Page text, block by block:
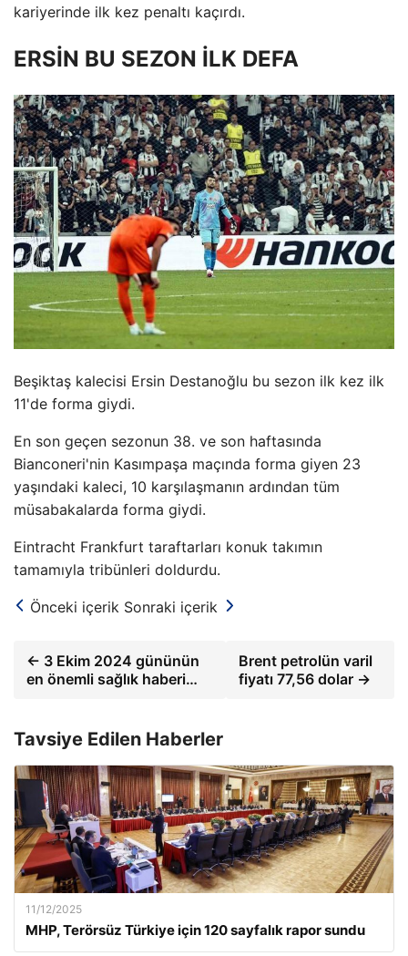
kariyerinde ilk kez penaltı kaçırdı.
ERSİN BU SEZON İLK DEFA
Beşiktaş kalecisi Ersin Destanoğlu bu sezon ilk kez ilk
11'de forma giydi.
En son geçen sezonun 38. ve son haftasında
Bianconeri'nin Kasımpaşa maçında forma giyen 23
yaşındaki kaleci, 10 karşılaşmanın ardından tüm
müsabakalarda forma giydi.
Eintracht Frankfurt taraftarları konuk takımın
tamamıyla tribünleri doldurdu.
Önceki içerik Sonraki içerik
← 3 Ekim 2024 gününün
en önemli sağlık haberi…
Brent petrolün varil
fiyatı 77,56 dolar →
Tavsiye Edilen Haberler
11/12/2025
MHP, Terörsüz Türkiye için 120 sayfalık rapor sundu